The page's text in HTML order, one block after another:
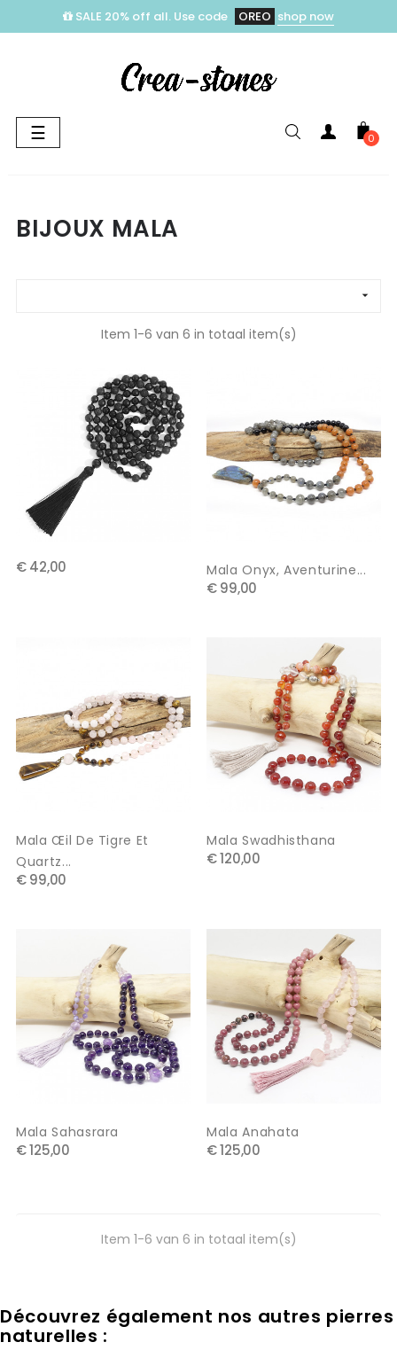
SALE 20% off all. Use code OREO shop now
Toggle
navigation
☰ 0
BIJOUX MALA

Item 1-6 van 6 in totaal item(s)
€ 42,00 Mala Onyx, Aventurine...
€ 99,00
Mala Œil De Tigre Et
Quartz...
€ 99,00
Mala Swadhisthana
€ 120,00
Mala Sahasrara
€ 125,00
Mala Anahata
€ 125,00
Item 1-6 van 6 in totaal item(s)
Découvrez également nos autres pierres
naturelles :